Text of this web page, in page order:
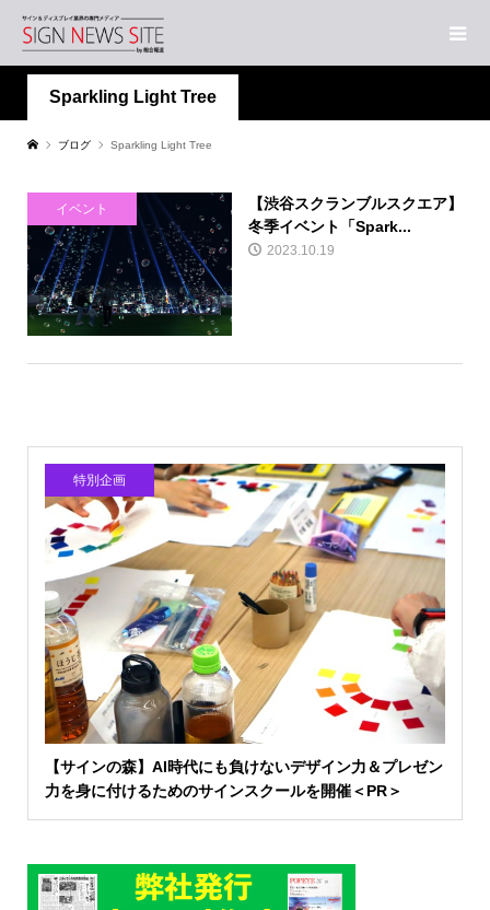
Sparkling Light Tree
ブログ Sparkling Light Tree
イベント
【渋谷スクランブルスクエア】
冬季イベント「Spark...
2023.10.19
特別企画
【サインの森】AI時代にも負けないデザイン力＆プレゼン
力を身に付けるためのサインスクールを開催＜PR＞